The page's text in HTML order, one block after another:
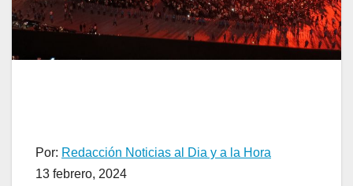
Por: Redacción Noticias al Dia y a la Hora
13 febrero, 2024